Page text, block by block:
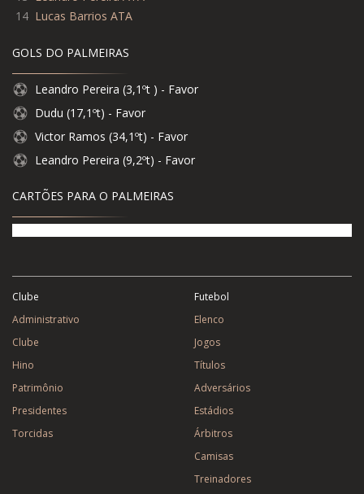
14 Lucas Barrios ATA
GOLS DO PALMEIRAS
Leandro Pereira (3,1ºt ) - Favor
Dudu (17,1ºt) - Favor
Victor Ramos (34,1ºt) - Favor
Leandro Pereira (9,2ºt) - Favor
CARTÕES PARA O PALMEIRAS
Clube
Administrativo
Clube
Hino
Patrimônio
Presidentes
Torcidas
Futebol
Elenco
Jogos
Títulos
Adversários
Estádios
Árbitros
Camisas
Treinadores